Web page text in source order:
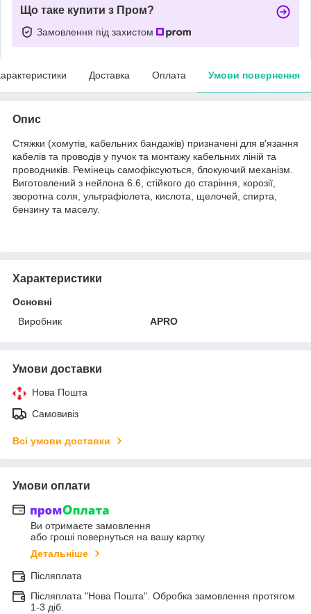
Що таке купити з Пром?
Замовлення під захистом
Доставка Оплата Умови повернення
Опис
Стяжки (хомутів, кабельних бандажів) призначені для в'язання
кабелів та проводів у пучок та монтажу кабельних ліній та
проводників. Ремінець самофіксуються, блокуючий механізм.
Виготовлений з нейлона 6.6, стійкого до старіння, корозії,
зворотна соля, ультрафіолета, кислота, щелочей, спирта,
бензину та маселу.
Характеристики
Основні
Виробник
APRO
Умови доставки
Нова Пошта
Самовивіз
Всі умови доставки
Умови оплати
Ви отримаєте замовлення
або гроші повернуться на вашу картку
Детальніше
Післяплата
Післяплата "Нова Пошта". Обробка замовлення протягом
1-3 діб.